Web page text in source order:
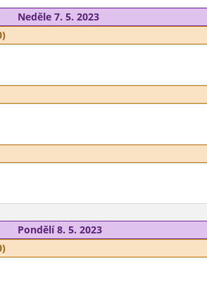
Neděle 7. 5. 2023
Pondělí 8. 5. 2023